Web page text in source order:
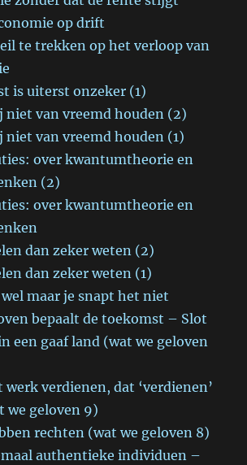
op drift
te trekken op het verloop van
is uiterst onzeker (1)
niet van vreemd houden (2)
niet van vreemd houden (1)
over kwantumtheorie en
(2)
over kwantumtheorie en
dan zeker weten (2)
dan zeker weten (1)
wel maar je snapt het niet
bepaalt de toekomst – Slot
een gaaf land (wat we geloven
werk verdienen, dat ‘verdienen’
we geloven 9)
rechten (wat we geloven 8)
authentieke individuen –